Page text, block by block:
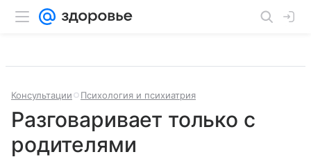
Консультации Психология и психиатрия
Разговаривает только с
родителями